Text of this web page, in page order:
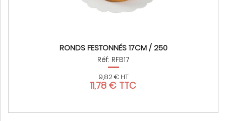
RONDS FESTONNÉS 17CM / 250
Réf: RFB17
9,82 € HT
11,78 € TTC